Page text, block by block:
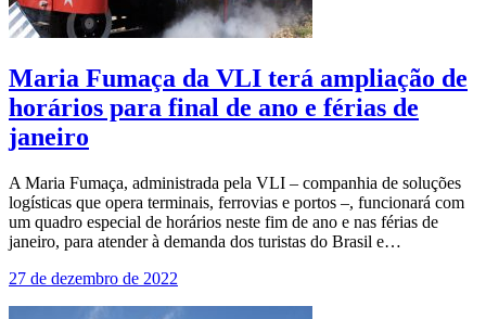
Maria Fumaça da VLI terá ampliação de
horários para final de ano e férias de
janeiro
A Maria Fumaça, administrada pela VLI – companhia de soluções
logísticas que opera terminais, ferrovias e portos –, funcionará com
um quadro especial de horários neste fim de ano e nas férias de
janeiro, para atender à demanda dos turistas do Brasil e…
27 de dezembro de 2022